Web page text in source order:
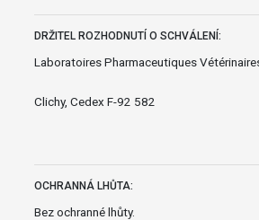
DRŽITEL ROZHODNUTÍ O SCHVÁLENÍ:
Laboratoires Pharmaceutiques
Clichy, Cedex F-92 582
OCHRANNÁ LHŮTA:
Bez ochranné lhůty.